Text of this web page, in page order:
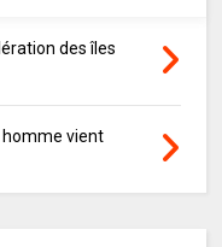
des îles
homme vient